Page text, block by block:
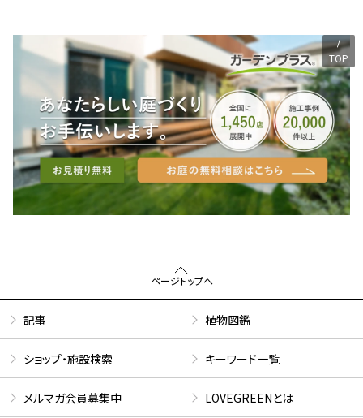
TOP
ページトップへ
記事 植物図鑑
ショップ・施設検索 キーワード一覧
メルマガ会員募集中 LOVEGREENとは